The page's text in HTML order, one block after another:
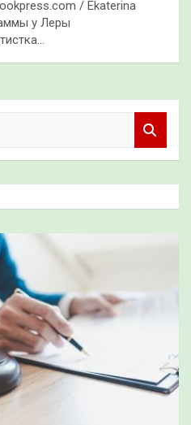
/ Ekaterina
у Леры